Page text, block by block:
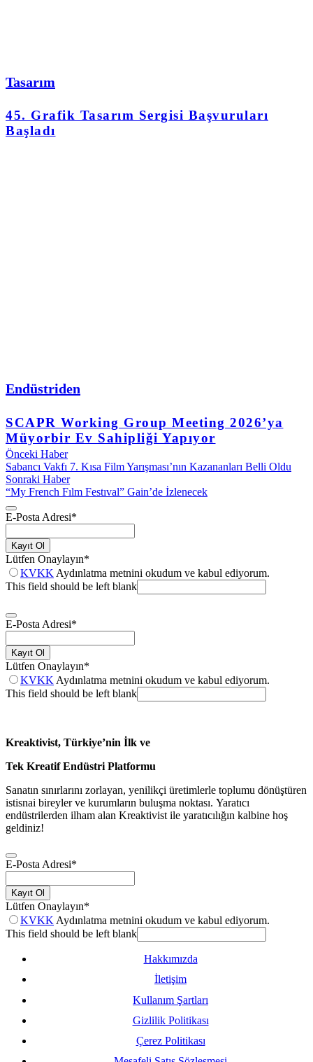
Tasarım
45. Grafik Tasarım Sergisi Başvuruları
Başladı
Endüstriden
SCAPR Working Group Meeting 2026’ya
Müyorbir Ev Sahipliği Yapıyor
Önceki Haber
Sabancı Vakfı 7. Kısa Film Yarışması’nın Kazananları Belli Oldu
Sonraki Haber
“My French Fılm Festıval” Gain’de İzlenecek
E-Posta Adresi*
Kayıt Ol
Lütfen Onaylayın*
KVKK Aydınlatma metnini okudum ve kabul ediyorum.
This field should be left blank
E-Posta Adresi*
Kayıt Ol
Lütfen Onaylayın*
KVKK Aydınlatma metnini okudum ve kabul ediyorum.
This field should be left blank
Kreaktivist, Türkiye’nin İlk ve
Tek Kreatif Endüstri Platformu
Sanatın sınırlarını zorlayan, yenilikçi üretimlerle toplumu dönüştüren
istisnai bireyler ve kurumların buluşma noktası. Yaratıcı
endüstrilerden ilham alan Kreaktivist ile yaratıcılığın kalbine hoş
geldiniz!
E-Posta Adresi*
Kayıt Ol
Lütfen Onaylayın*
KVKK Aydınlatma metnini okudum ve kabul ediyorum.
This field should be left blank
Hakkımızda
İletişim
Kullanım Şartları
Gizlilik Politikası
Çerez Politikası